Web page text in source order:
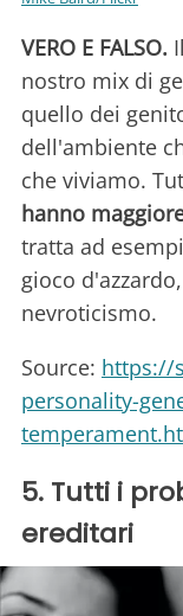
VERO E FALSO.
nostro mix di
quello dei
dell'ambiente
che viviamo.
hanno
tratta ad
gioco
nevroticismo.
Source: https://
personality-
5. Tutti i
ereditari